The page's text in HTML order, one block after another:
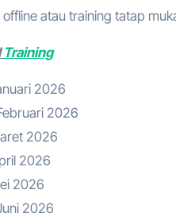
atau training tatap
Training
2026
2026
2026
2026
2026
2026